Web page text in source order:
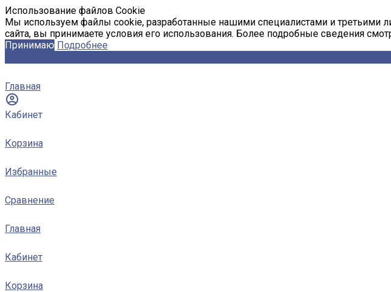
Использование файлов Cookie
Мы используем файлы cookie, разработанные нашими специалистами и третьими
сайта, вы принимаете условия его использования. Более подробные сведения
Принимаю Подробнее
Главная
Кабинет
Корзина
Избранные
Сравнение
Главная
Кабинет
Корзина